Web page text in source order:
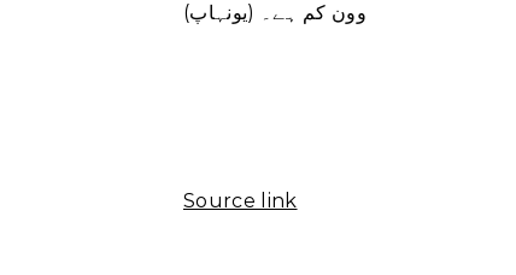
وون کم ہے۔ (یونہاپ)
Source link